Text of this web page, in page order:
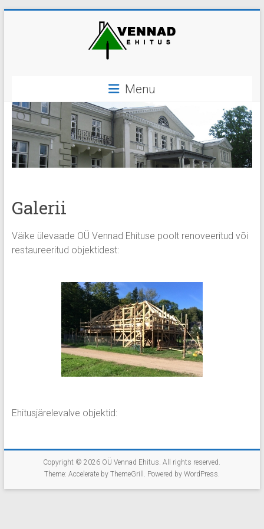
Vennad
Ehitus
ehitus,
ehitustööd
Menu
Galerii
Väike ülevaade OÜ Vennad Ehituse poolt renoveeritud või
restaureeritud objektidest:
Ehitusjärelevalve objektid:
Copyright © 2026 OÜ Vennad Ehitus. All rights reserved.
Theme: Accelerateby ThemeGrill. Powered by WordPress.